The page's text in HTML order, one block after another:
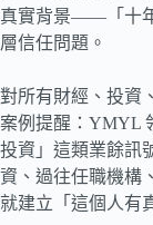
真實背景——「十
層信任問題。
對所有財經、投資
案例提醒：YMYL
投資」這類業餘訊
資、過往任職機
就建立「這個人有